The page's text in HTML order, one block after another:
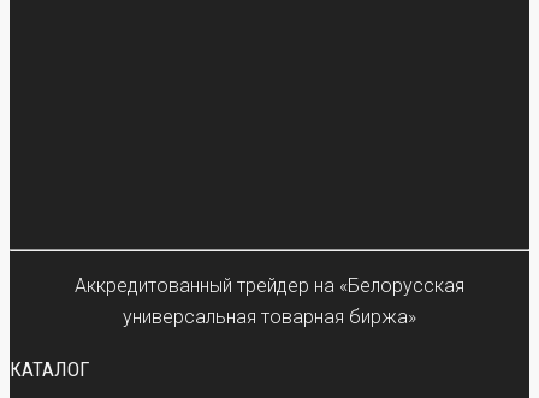
Аккредитованный трейдер на «Белорусская
универсальная товарная биржа»
КАТАЛОГ